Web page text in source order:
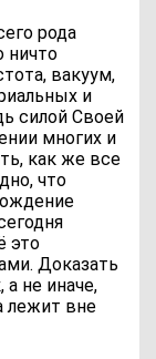
рода
ничто
вакуум,
и
силой Своей
многих и
как же все
что
это
Доказать
не иначе,
лежит вне